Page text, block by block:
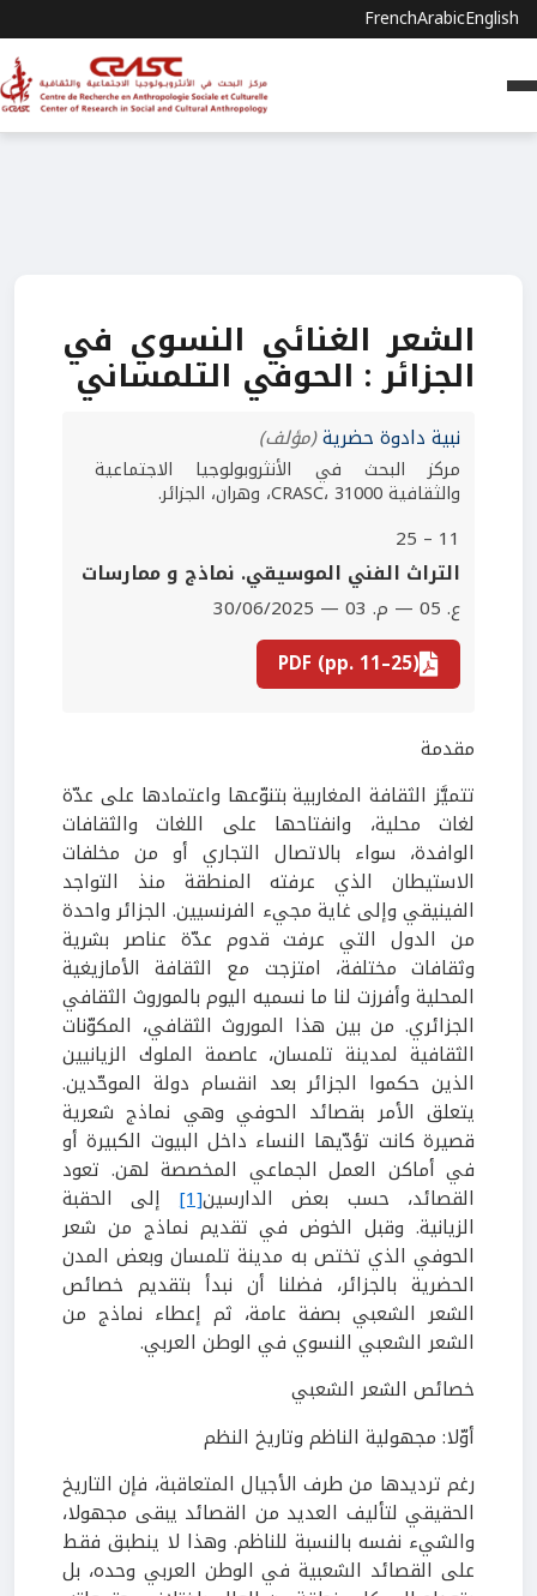
FrenchArabicEnglish
الشعر الغنائي النسوي في
الجزائر : الحوفي التلمساني
نبية دادوة حضرية(مؤلف)
مركز البحث في الأنثروبولوجيا الاجتماعية
والثقافية CRASC، 31000، وهران، الجزائر.
11 – 25
‫التراث الفني الموسيقي. نماذج و ممارسات
ع. 05 — م. 03 — 30/06/2025
PDF (pp. 11–25)
مقدمة
تتميَّز الثقافة المغاربية بتنوّعها واعتمادها على عدّة
لغات محلية، وانفتاحها على اللغات والثقافات
الوافدة، سواء بالاتصال التجاري أو من مخلفات
الاستيطان الذي عرفته المنطقة منذ التواجد
الفينيقي وإلى غاية مجيء الفرنسيين. الجزائر واحدة
من الدول التي عرفت قدوم عدّة عناصر بشرية
وثقافات مختلفة، امتزجت مع الثقافة الأمازيغية
المحلية وأفرزت لنا ما نسميه اليوم بالموروث الثقافي
الجزائري. من بين هذا الموروث الثقافي، المكوّنات
الثقافية لمدينة تلمسان، عاصمة الملوك الزيانيين
الذين حكموا الجزائر بعد انقسام دولة الموحّدين.
يتعلق الأمر بقصائد الحوفي وهي نماذج شعرية
قصيرة كانت تؤدّيها النساء داخل البيوت الكبيرة أو
في أماكن العمل الجماعي المخصصة لهن. تعود
القصائد، حسب بعض الدارسين[1]إلى الحقبة
الزيانية. وقبل الخوض في تقديم نماذج من شعر
الحوفي الذي تختص به مدينة تلمسان وبعض المدن
الحضرية بالجزائر، فضلنا أن نبدأ بتقديم خصائص
الشعر الشعبي بصفة عامة، ثم إعطاء نماذج من
الشعر الشعبي النسوي في الوطن العربي.
خصائص الشعر الشعبي
أوّلا: مجهولية الناظم وتاريخ النظم
رغم ترديدها من طرف الأجيال المتعاقبة، فإن التاريخ
الحقيقي لتأليف العديد من القصائد يبقى مجهولا،
والشيء نفسه بالنسبة للناظم. وهذا لا ينطبق فقط
على القصائد الشعبية في الوطن العربي وحده، بل